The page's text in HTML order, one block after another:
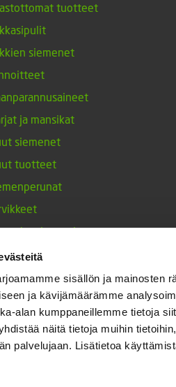
sisällön ja mainosten
ja kävijämäärämme
alan kumppaneillemme tietoja
näitä tietoja muihin
palvelujaan. Lisätietoa
tuotteet
siemenet
ja mansikat
siemenet
tuotteet
tulppaanit
siemenet
ja maustekasvit